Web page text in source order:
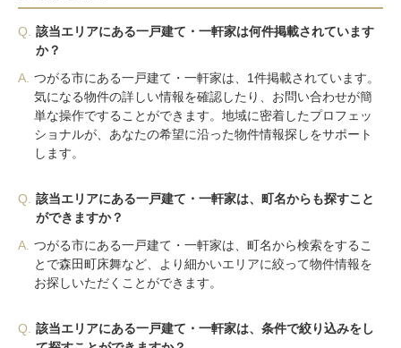
Q.
該当エリアにある一戸建て・一軒家は何件掲載されています
か？
A. つがる市にある一戸建て・一軒家は、1件掲載されています。
気になる物件の詳しい情報を確認したり、お問い合わせが簡
単な操作ですることができます。地域に密着したプロフェッ
ショナルが、あなたの希望に沿った物件情報探しをサポート
します。
Q.
該当エリアにある一戸建て・一軒家は、町名からも探すこと
ができますか？
A. つがる市にある一戸建て・一軒家は、町名から検索をするこ
とで森田町床舞など、より細かいエリアに絞って物件情報を
お探しいただくことができます。
Q.
該当エリアにある一戸建て・一軒家は、条件で絞り込みをし